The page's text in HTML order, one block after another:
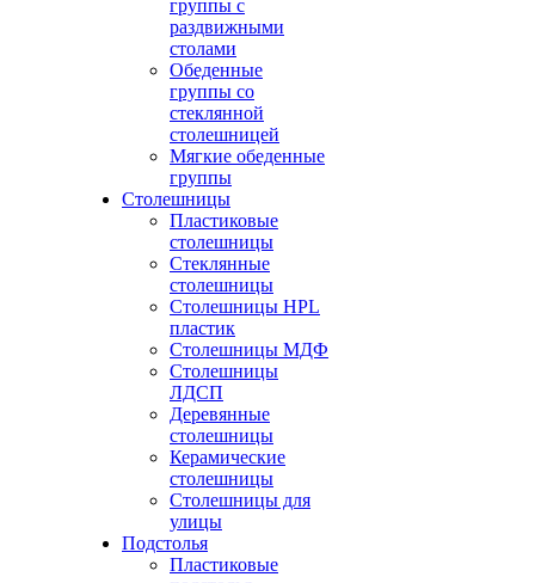
группы с
раздвижными
столами
Обеденные
группы со
стеклянной
столешницей
Мягкие обеденные
группы
Столешницы
Пластиковые
столешницы
Стеклянные
столешницы
Столешницы HPL
пластик
Столешницы МДФ
Столешницы
ЛДСП
Деревянные
столешницы
Керамические
столешницы
Столешницы для
улицы
Подстолья
Пластиковые